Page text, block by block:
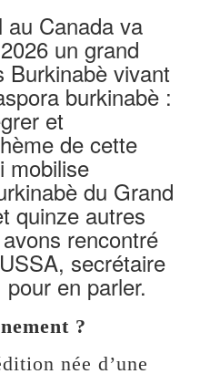
au Canada va
un grand
Burkinabè vivant
burkinabè :
et
de cette
mobilise
du Grand
quinze autres
rencontré
secrétaire
pour en parler.
?
née d’une